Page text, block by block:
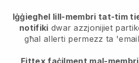
Iġġiegħel lill-membri tat-tim
notifiki dwar azzjonijiet
għal allerti permezz ta
Fittex faċilment mal-